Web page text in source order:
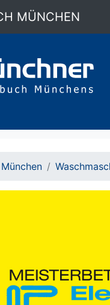
MÜNCHEN